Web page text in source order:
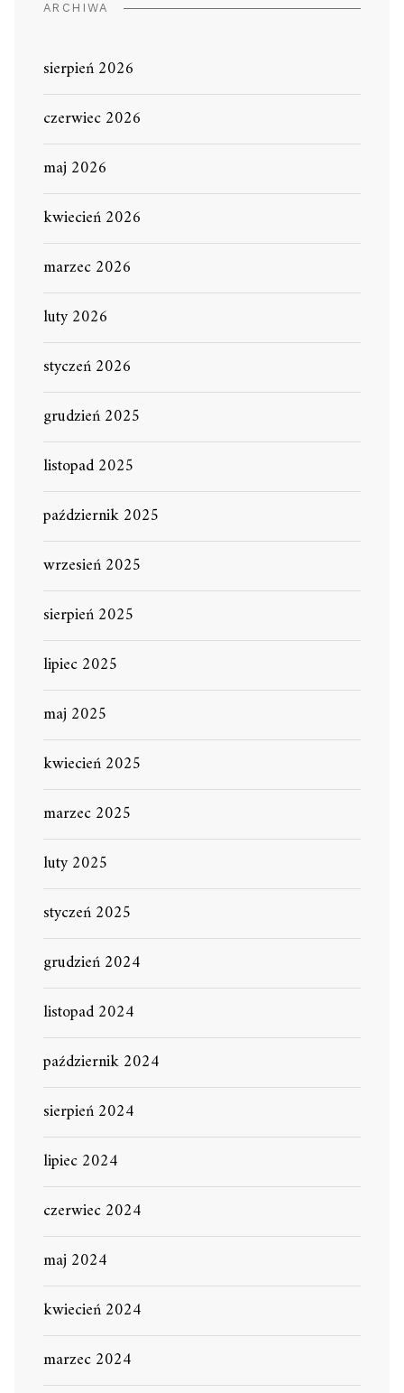
ARCHIWA
sierpień 2026
czerwiec 2026
maj 2026
kwiecień 2026
marzec 2026
luty 2026
styczeń 2026
grudzień 2025
listopad 2025
październik 2025
wrzesień 2025
sierpień 2025
lipiec 2025
maj 2025
kwiecień 2025
marzec 2025
luty 2025
styczeń 2025
grudzień 2024
listopad 2024
październik 2024
sierpień 2024
lipiec 2024
czerwiec 2024
maj 2024
kwiecień 2024
marzec 2024